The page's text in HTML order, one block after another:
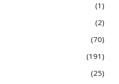
1
2
70
191
25